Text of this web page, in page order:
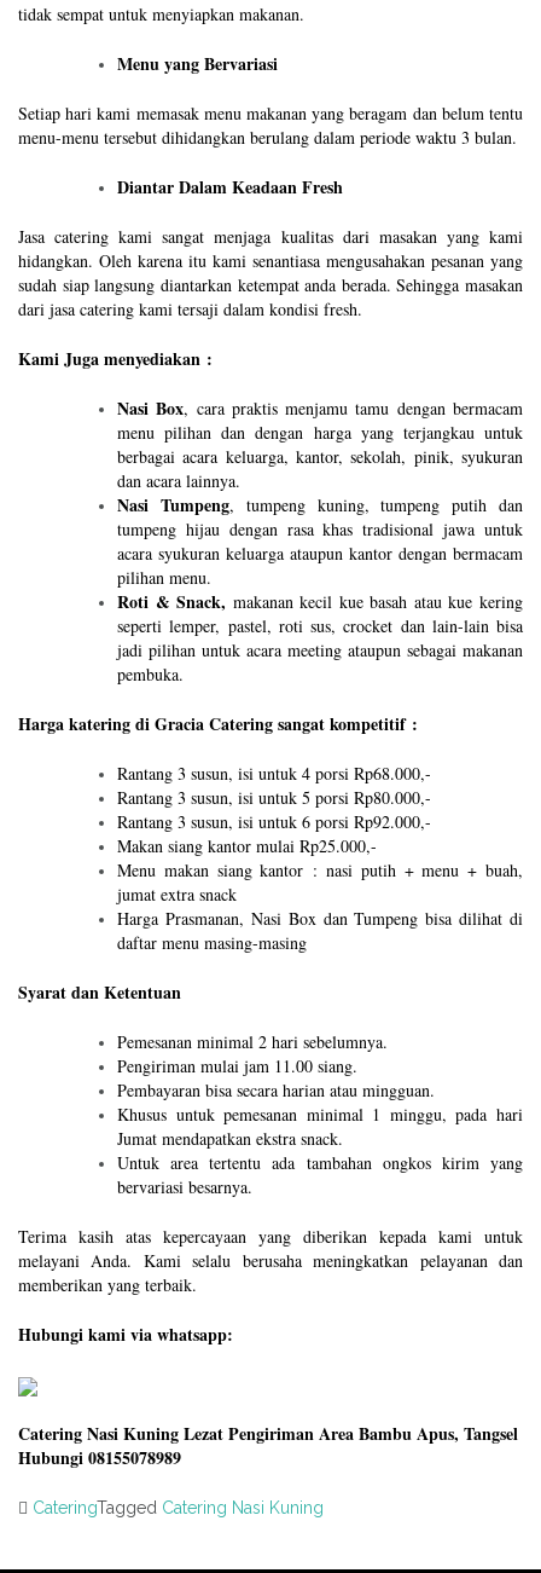
tidak sempat untuk menyiapkan makanan.
Menu yang Bervariasi
Setiap hari kami memasak menu makanan yang beragam dan belum tentu
menu-menu tersebut dihidangkan berulang dalam periode waktu 3 bulan.
Diantar Dalam Keadaan Fresh
Jasa catering kami sangat menjaga kualitas dari masakan yang kami
hidangkan. Oleh karena itu kami senantiasa mengusahakan pesanan yang
sudah siap langsung diantarkan ketempat anda berada. Sehingga masakan
dari jasa catering kami tersaji dalam kondisi fresh.
Kami Juga menyediakan :
Nasi Box, cara praktis menjamu tamu dengan bermacam
menu pilihan dan dengan harga yang terjangkau untuk
berbagai acara keluarga, kantor, sekolah, pinik, syukuran
dan acara lainnya.
Nasi Tumpeng, tumpeng kuning, tumpeng putih dan
tumpeng hijau dengan rasa khas tradisional jawa untuk
acara syukuran keluarga ataupun kantor dengan bermacam
pilihan menu.
Roti & Snack, makanan kecil kue basah atau kue kering
seperti lemper, pastel, roti sus, crocket dan lain-lain bisa
jadi pilihan untuk acara meeting ataupun sebagai makanan
pembuka.
Harga katering di Gracia Catering sangat kompetitif :
Rantang 3 susun, isi untuk 4 porsi Rp68.000,-
Rantang 3 susun, isi untuk 5 porsi Rp80.000,-
Rantang 3 susun, isi untuk 6 porsi Rp92.000,-
Makan siang kantor mulai Rp25.000,-
Menu makan siang kantor : nasi putih + menu + buah,
jumat extra snack
Harga Prasmanan, Nasi Box dan Tumpeng bisa dilihat di
daftar menu masing-masing
Syarat dan Ketentuan
Pemesanan minimal 2 hari sebelumnya.
Pengiriman mulai jam 11.00 siang.
Pembayaran bisa secara harian atau mingguan.
Khusus untuk pemesanan minimal 1 minggu, pada hari
Jumat mendapatkan ekstra snack.
Untuk area tertentu ada tambahan ongkos kirim yang
bervariasi besarnya.
Terima kasih atas kepercayaan yang diberikan kepada kami untuk
melayani Anda. Kami selalu berusaha meningkatkan pelayanan dan
memberikan yang terbaik.
Hubungi kami via whatsapp:
Catering Nasi Kuning Lezat Pengiriman Area Bambu Apus, Tangsel
Hubungi 08155078989
CateringTagged Catering Nasi Kuning